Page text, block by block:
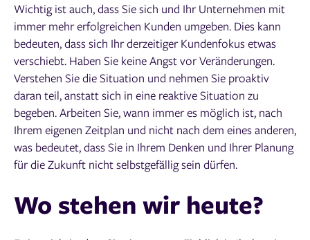
Wichtig ist auch, dass Sie sich und Ihr Unternehmen mit
immer mehr erfolgreichen Kunden umgeben. Dies kann
bedeuten, dass sich Ihr derzeitiger Kundenfokus etwas
verschiebt. Haben Sie keine Angst vor Veränderungen.
Verstehen Sie die Situation und nehmen Sie proaktiv
daran teil, anstatt sich in eine reaktive Situation zu
begeben. Arbeiten Sie, wann immer es möglich ist, nach
Ihrem eigenen Zeitplan und nicht nach dem eines anderen,
was bedeutet, dass Sie in Ihrem Denken und Ihrer Planung
für die Zukunft nicht selbstgefällig sein dürfen.
Wo stehen wir heute?